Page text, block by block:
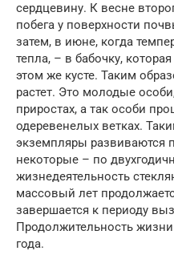
сердцевину. К весне
побега у поверхности
затем, в июне, когда
тепла, – в бабочку,
этом же кусте. Таким
растет. Это молодые
приростах, а так особи
одеревенелых ветках.
экземпляры развиваются
некоторые – по
жизнедеятельность
массовый лет
завершается к периоду
Продолжительность
года.